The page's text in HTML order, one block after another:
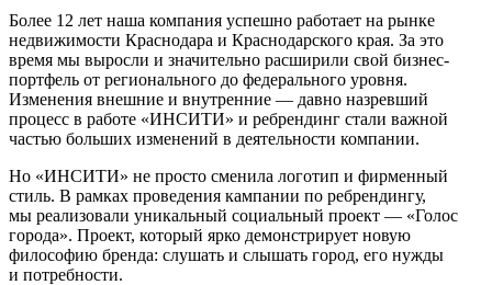
Более 12 лет наша компания успешно работает на рынке
недвижимости Краснодара и Краснодарского края. За это
время мы выросли и значительно расширили свой бизнес-
портфель от регионального до федерального уровня.
Изменения внешние и внутренние — давно назревший
процесс в работе «ИНСИТИ» и ребрендинг стали важной
частью больших изменений в деятельности компании.
Но «ИНСИТИ» не просто сменила логотип и фирменный
стиль. В рамках проведения кампании по ребрендингу,
мы реализовали уникальный социальный проект — «Голос
города». Проект, который ярко демонстрирует новую
философию бренда: слушать и слышать город, его нужды
и потребности.